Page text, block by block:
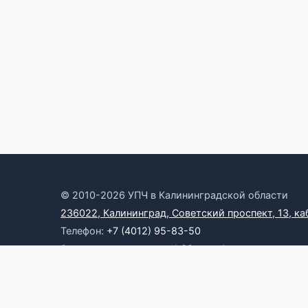
© 2010-2026 УПЧ в Калининградской области
236022, Калининград, Советский проспект, 13,
Телефон: +7 (4012) 95-83-50
Электронная почта:omb39@yandex.ru